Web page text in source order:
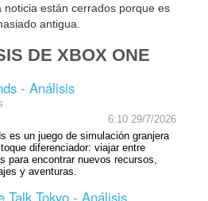
noticia están cerrados porque es
antigua.
DE XBOX ONE
- Análisis
6:10 29/7/2026
es un juego de simulación granjera
diferenciador: viajar entre
para encontrar nuevos recursos,
y aventuras.
Talk Tokyo - Análisis